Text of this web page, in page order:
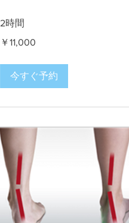
2時間
円
￥11,000
今すぐ予約